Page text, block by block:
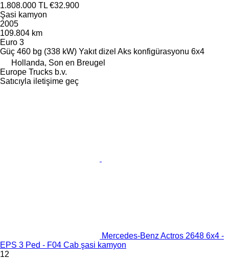
1.808.000 TL €32.900
Şasi kamyon
2005
109.804 km
Euro 3
Güç 460 bg (338 kW) Yakıt dizel Aks konfigürasyonu 6x4
Hollanda, Son en Breugel
Europe Trucks b.v.
Satıcıyla iletişime geç
Mercedes-Benz Actros 2648 6x4 -
EPS 3 Ped - F04 Cab şasi kamyon
12